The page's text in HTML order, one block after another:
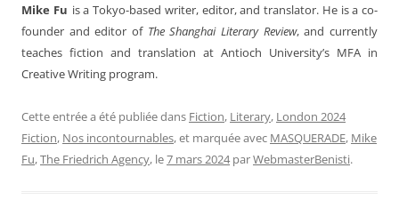
Mike Fu is a Tokyo-based writer, editor, and translator. He is a co-
founder and editor of The Shanghai Literary Review, and currently
teaches fiction and translation at Antioch University’s MFA in
Creative Writing program.
Cette entrée a été publiée dans Fiction, Literary, London 2024
Fiction, Nos incontournables, et marquée avec MASQUERADE, Mike
Fu,The Friedrich Agency, le7 mars 2024 parWebmasterBenisti.